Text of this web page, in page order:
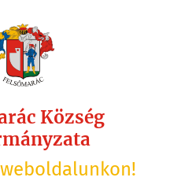
Község